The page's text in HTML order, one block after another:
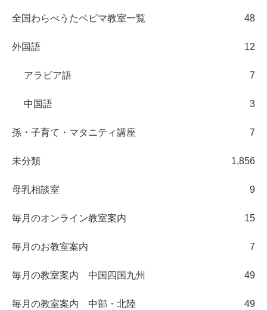
全国わらべうたベビマ教室一覧 48
外国語 12
アラビア語 7
中国語 3
孫・子育て・マタニティ講座 7
未分類 1,856
母乳相談室 9
毎月のオンライン教室案内 15
毎月のお教室案内 7
毎月の教室案内 中国四国九州 49
毎月の教室案内 中部・北陸 49